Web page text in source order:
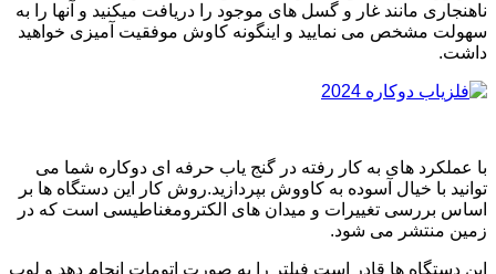
ناهنجاری مانند غار و گسل های موجود را دریافت میکنید و آنها را به
سهولت مشخص می نمایید و اینگونه کاوش موفقیت آمیزی خواهید
داشت.
با عملکرد های به کار رفته در گنج یاب حرفه ای دوکاره شما می
توانید با خیال آسوده به کاووش بپردازید.روش کار این دستگاه ها بر
اساس بررسی تغییرات و میدان های الکترومغناطیسی است که در
زمین منتشر می شود.
این دستگاه ها قادر است فیلتر را به صورت اتومات انجام دهد و لوپ